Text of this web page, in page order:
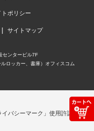
トポリシー
サイトマップ
センタービル7F
ロッカー、書庫）オフィスコム
バシーマーク」使用許諾事